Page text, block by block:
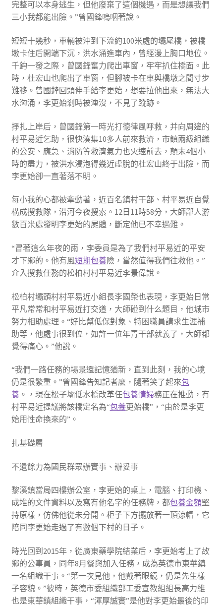
完整可以本身逃生，但他廢棄了這個機遇，而是想讓我們
三小我都能出險。”曾國鋒嗚咽著說。
短短十幾秒，車輛被沖到下流約100米處的壩尾橋，被橋
墩卡住后開端下沉，洪水涌進車內，曾經漫上胸口地位。
千鈞一發之際，曾國鋒奮力爬出車窗，牢牢扒住橋面。此
時，杜宏山也爬出了車窗，但腳被卡在車與橋墩之間寸步
難移。曾國鋒回頭伸手給李更始，想要拉他出來，無法大
水洶涌，李更始剎時被淹沒，不見了蹤跡。
掙扎上岸后，曾國鋒第一時光打德律風呼救，并向周邊的
村平易近乞助，很快湊集10多人前來救濟，市鎮兩級組織
的公安、應急、消防等救濟氣力也火速前去，顛末4個小
時的盡力，被洪水浸泡得幾近虛脫的杜宏山終于出險，而
李更始卻一直著落不明。
每小我的心都被牽動著，近百名鎮村干部、村平易近自覺
構成搜救隊，沿河今夜搜索。12日11時58分，大師鄙人游
數百米處發明李更始的屍體，斷定他已不幸遇難。
“冒著這么年夜的雨，李委員是為了我們村平易近的平安
才下鄉的。他有風短期包養險，當然值得我們往救他。”
介入搜救任務的松柏村村平易近李景偉說。
松柏村壩頭村村平易近小組長李國榮也表現，李更始日常
平凡常常和村平易近打交道，大師碰到什么題目，他城市
努力相助處理。“好比幫低保對象、特困職員請求生涯補
助等，他處事很到位，如許一位年青干部就義了，大師都
覺得痛心。”他說。
“我們一路任務的場景還記憶猶新，直到此刻，我的心境
仍是很繁重。”曾國鋒告知記者麼，隨著笑了起來包
養。，現在松子壩低水橋改革任包養情婦務正在推動，有
村平易近提議將該橋定名為“包養更始橋”，“由於是李更
始用性命換來的”。
扎基礎層
不遺餘力為國民群眾辦實事、辦妥事
黎溪鎮當局四樓辦公室，李更始的桌上，電腦、打印機、
成堆的文件資料以及寫有他名字的任務牌，都包養金額堅
持原樣，仿佛他從未分開。柜子下方擺放著一頂涼帽，它
陪同李更始走過了有數個下村的日子。
時光回到2015年，從廣東藥學院結業后，李更始考上了故
鄉的公事員，同年8月餐與加入任務，成為英德市東華鎮
一名組織干事。“第一次見他，他戴著眼鏡，仍是先生樣
子容貌。”彼時，英德市委組織部工委宣教組組長高力維
也是東華鎮組織干事，“渾厚誠實”是他對李更始最後的印